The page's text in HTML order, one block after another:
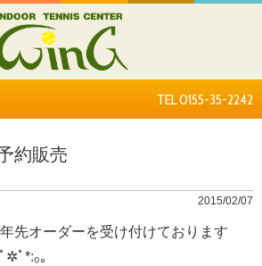
TEL 0155-35-2242
約販売
2015/02/07
先オーダーを受け付けております
ﾟ*:₀｡